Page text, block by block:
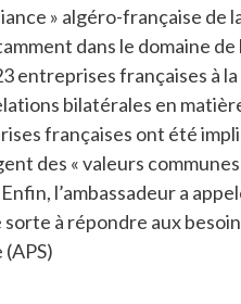
» algéro-française
dans le domaine
entreprises françaises à
bilatérales en
françaises ont été
des « valeurs
l’ambassadeur a
à répondre aux